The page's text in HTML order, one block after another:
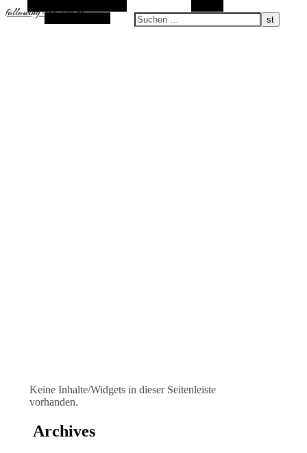
following-the-sun.de
Zufallsauswahl
Keine Inhalte/Widgets in dieser Seitenleiste
vorhanden.
Archives